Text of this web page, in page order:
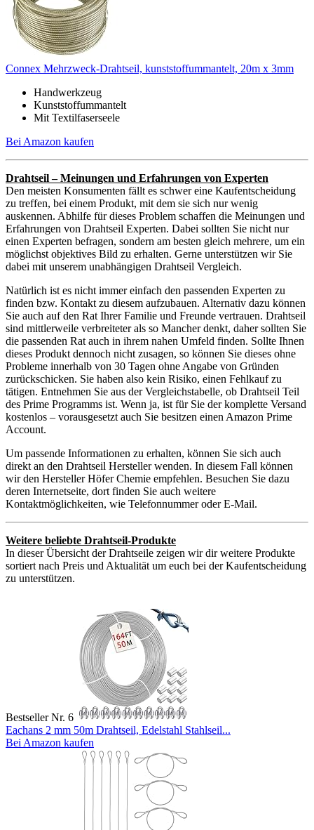
Connex Mehrzweck-Drahtseil, kunststoffummantelt, 20m x 3mm
Handwerkzeug
Kunststoffummantelt
Mit Textilfaserseele
Bei Amazon kaufen
Drahtseil – Meinungen und Erfahrungen von Experten
Den meisten Konsumenten fällt es schwer eine Kaufentscheidung
zu treffen, bei einem Produkt, mit dem sie sich nur wenig
auskennen. Abhilfe für dieses Problem schaffen die Meinungen und
Erfahrungen von Drahtseil Experten. Dabei sollten Sie nicht nur
einen Experten befragen, sondern am besten gleich mehrere, um ein
möglichst objektives Bild zu erhalten. Gerne unterstützen wir Sie
dabei mit unserem unabhängigen Drahtseil Vergleich.
Natürlich ist es nicht immer einfach den passenden Experten zu
finden bzw. Kontakt zu diesem aufzubauen. Alternativ dazu können
Sie auch auf den Rat Ihrer Familie und Freunde vertrauen. Drahtseil
sind mittlerweile verbreiteter als so Mancher denkt, daher sollten Sie
die passenden Rat auch in ihrem nahen Umfeld finden. Sollte Ihnen
dieses Produkt dennoch nicht zusagen, so können Sie dieses ohne
Probleme innerhalb von 30 Tagen ohne Angabe von Gründen
zurückschicken. Sie haben also kein Risiko, einen Fehlkauf zu
tätigen. Entnehmen Sie aus der Vergleichstabelle, ob Drahtseil Teil
des Prime Programms ist. Wenn ja, ist für Sie der komplette Versand
kostenlos – vorausgesetzt auch Sie besitzen einen Amazon Prime
Account.
Um passende Informationen zu erhalten, können Sie sich auch
direkt an den Drahtseil Hersteller wenden. In diesem Fall können
wir den Hersteller Höfer Chemie empfehlen. Besuchen Sie dazu
deren Internetseite, dort finden Sie auch weitere
Kontaktmöglichkeiten, wie Telefonnummer oder E-Mail.
Weitere beliebte Drahtseil-Produkte
In dieser Übersicht der Drahtseile zeigen wir dir weitere Produkte
sortiert nach Preis und Aktualität um euch bei der Kaufentscheidung
zu unterstützen.
Bestseller Nr. 6
Eachans 2 mm 50m Drahtseil, Edelstahl Stahlseil...
Bei Amazon kaufen